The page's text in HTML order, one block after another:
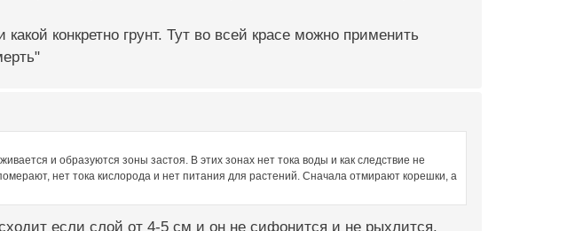
конкретно грунт. Тут во всей красе можно применить
и образуются зоны застоя. В этих зонах нет тока воды и как следствие не
нет тока кислорода и нет питания для растений. Сначала отмирают корешки, а
если слой от 4-5 см и он не сифонится и не рыхлится.